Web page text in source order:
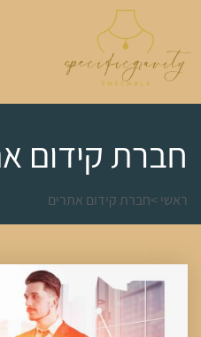
חברת קידום
ראשי >חברת קידום אתרים